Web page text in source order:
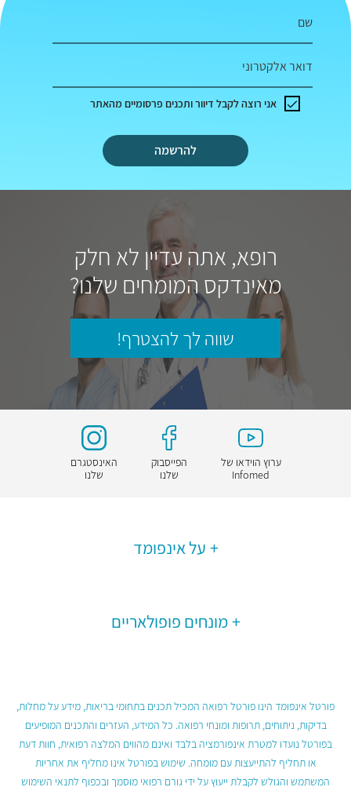
שם
דואר אלקטרוני
להרשמה
אני רוצה לקבל דיוור ותכנים פרסומיים מהאתר
רופא, אתה עדיין לא חלק
מאינדקס המומחים שלנו?
שווה לך להצטרף!
ערוץ הוידאו של
Infomed
הפייסבוק
שלנו
האינסטגרם
שלנו
על אינפומד
מונחים פופולאריים
פורטל אינפומד הינו פורטל רפואה המכיל תכנים בתחומי בריאות, מידע על מחלות,
בדיקות, ניתוחים, תרופות ומונחי רפואה. כל המידע, העזרים והתכנים המופיעים
בפורטל נועדו למטרת אינפורמציה בלבד ואינם מהווים המלצה רפואית, חוות דעת
או תחליף להתייעצות עם מומחה. שימוש בפורטל אינו מחליף את אחריות
המשתמש והגולש לקבלת ייעוץ על ידי גורם רפואי מוסמך ובכפוף לתנאי השימוש